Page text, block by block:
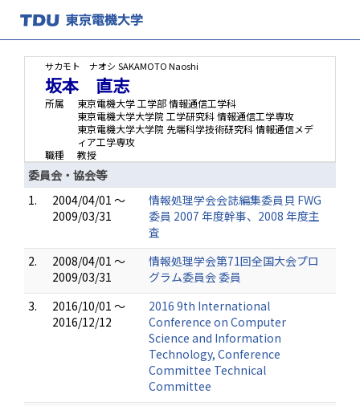
サカモト ナオシ SAKAMOTO Naoshi
坂本 直志
所属
東京電機大学 工学部 情報通信工学科
東京電機大学大学院 工学研究科 情報通信工学専攻
東京電機大学大学院 先端科学技術研究科 情報通信メデ
ィア工学専攻
職種
教授
委員会・協会等
1.
2004/04/01 ～
2009/03/31
情報処理学会会誌編集委員貝 FWG
委員 2007 年度幹事、2008 年度主
査
2.
2008/04/01 ～
2009/03/31
情報処理学会第71回全国大会プロ
グラム委員会 委員
3.
2016/10/01 ～
2016/12/12
2016 9th International
Conference on Computer
Science and Information
Technology, Conference
Committee Technical
Committee